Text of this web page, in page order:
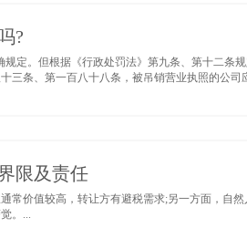
?
定。但根据《行政处罚法》第九条、第十二条
三条、第一百八十八条，被吊销营业执照的公司
限及责任
价值较高，转让方有避税需求;另一方面，自然
。...